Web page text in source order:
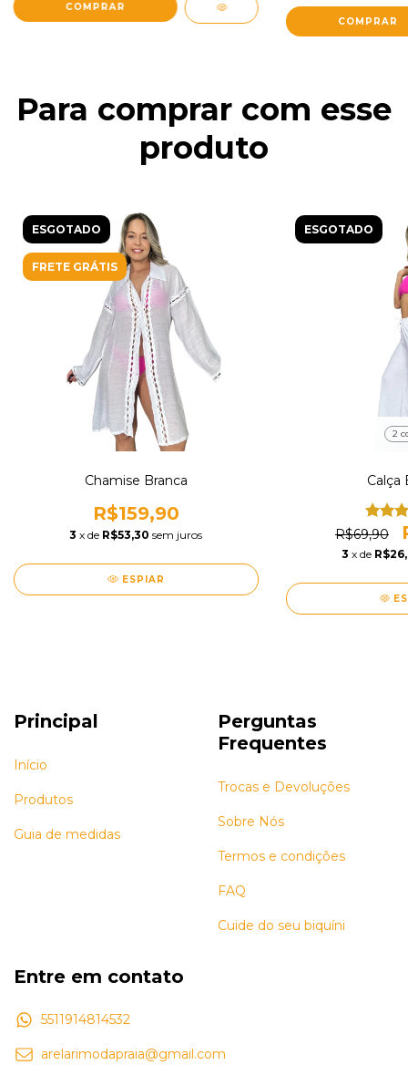
COMPRAR
COMPRAR
Para comprar com esse
produto
ESGOTADO
FRETE GRÁTIS
Chamise Branca
R$159,90
3 x de R$53,30 sem juros
ESPIAR
ESGOTADO
2
Calça
R$69,90
3 x de
Principal
Início
Produtos
Guia de medidas
Perguntas
Frequentes
Trocas e Devoluções
Sobre Nós
Termos e condições
FAQ
Cuide do seu biquíni
Entre em contato
5511914814532
arelarimodapraia@gmail.com